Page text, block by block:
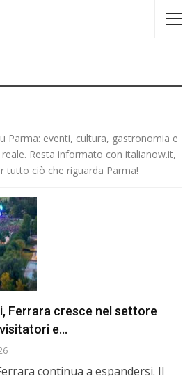
Parma: eventi, cultura, gastronomia e
Resta informato con italianow.it,
tutto ciò che riguarda Parma!
Ferrara cresce nel settore
e…
continua a espandersi. Il